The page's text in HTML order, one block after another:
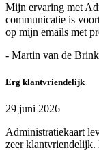
Mijn ervaring met
communicatie is
op mijn emails met
- Martin van de Brink
Erg klantvriendelijk
29 juni 2026
Administratiekaart
zeer klantvriendelijk.